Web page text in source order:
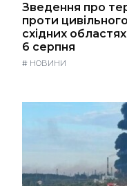
Зведення про
проти
східних
6 серпня
# НОВИНИ